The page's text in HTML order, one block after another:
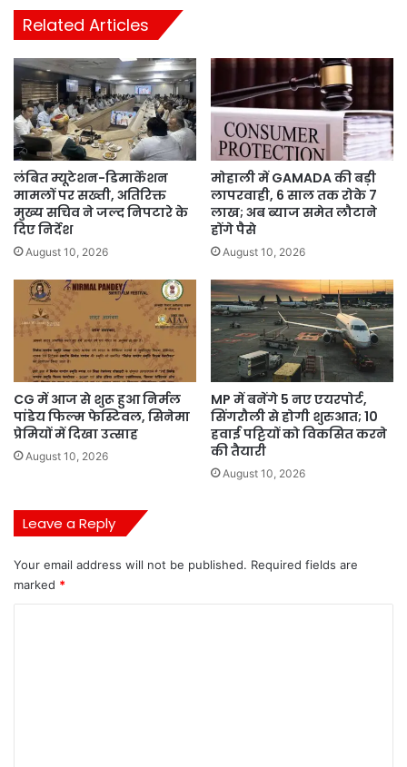
Related Articles
लंबित म्यूटेशन-डिमार्केशन
मामलों पर सख्ती, अतिरिक्त
मुख्य सचिव ने जल्द निपटारे के
दिए निर्देश
August 10, 2026
मोहाली में GAMADA की बड़ी
लापरवाही, 6 साल तक रोके 7
लाख; अब ब्याज समेत लौटाने
होंगे पैसे
August 10, 2026
CG में आज से शुरू हुआ निर्मल
पांडेय फिल्म फेस्टिवल, सिनेमा
प्रेमियों में दिखा उत्साह
August 10, 2026
MP में बनेंगे 5 नए एयरपोर्ट,
सिंगरौली से होगी शुरुआत; 10
हवाई पट्टियों को विकसित करने
की तैयारी
August 10, 2026
Leave a Reply
Your email address will not be published. Required fields are
marked *